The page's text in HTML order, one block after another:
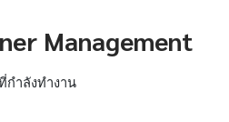
Management
ำลังทำงาน